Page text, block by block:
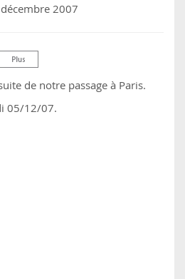
2007
de notre passage à Paris.
05/12/07.